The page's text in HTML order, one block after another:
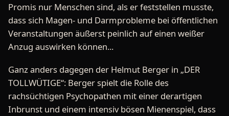
Promis nur Menschen sind, als er feststellen musste,
dass sich Magen- und Darmprobleme bei öffentlichen
Veranstaltungen äußerst peinlich auf einen weißer
Anzug auswirken können...
Ganz anders dagegen der Helmut Berger in „DER
TOLLWÜTIGE“: Berger spielt die Rolle des
rachsüchtigen Psychopathen mit einer derartigen
Inbrunst und einem intensiv bösen Mienenspiel, dass